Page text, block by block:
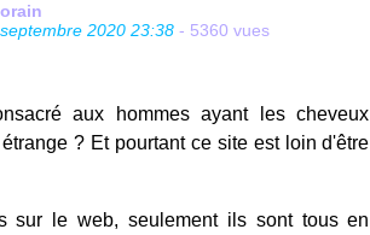
2020 23:38 - 5360 vues
aux hommes ayant les cheveux
? Et pourtant ce site est loin d'être
sur le web, seulement ils sont tous en